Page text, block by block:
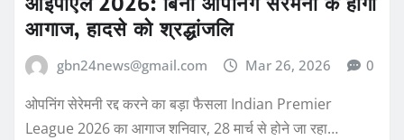
आगाज, हादसे को श्रद्धांजलि
gbn24news@gmail.com Mar 26, 2026 0
ओपनिंग सेरेमनी रद्द करने का बड़ा फैसला Indian Premier
League 2026 का आगाज शनिवार, 28 मार्च से होने जा रहा…